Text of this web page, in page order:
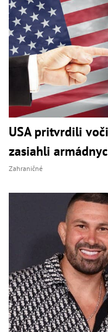
USA pritvrdili
zasiahli
Zahraničné